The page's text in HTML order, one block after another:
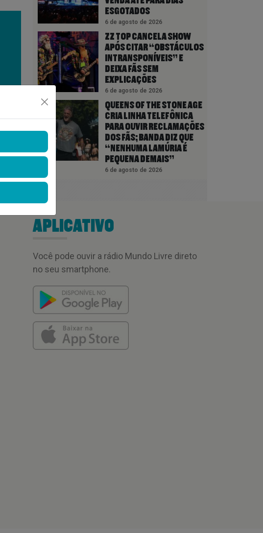
ESGOTADOS
6 de agosto de 2026
ZZ TOP CANCELA SHOW
APÓS CITAR “OBSTÁCULOS
INTRANSPONÍVEIS” E
DEIXA FÃS SEM
EXPLICAÇÕES
6 de agosto de 2026
QUEENS OF THE STONE AGE
CRIA LINHA TELEFÔNICA
PARA OUVIR RECLAMAÇÕES
DOS FÃS; BANDA DIZ QUE
“NENHUMA LAMÚRIA É
PEQUENA DEMAIS”
6 de agosto de 2026
APLICATIVO
Você pode ouvir a rádio Mundo Livre direto
no seu smartphone.